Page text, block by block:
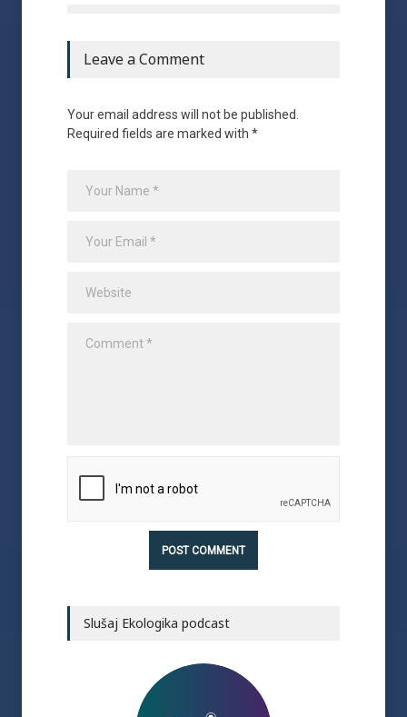
Leave a Comment
Your email address will not be published.
Required fields are marked with *
Slušaj Ekologika podcast